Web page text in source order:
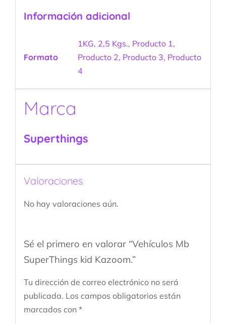
Información adicional
Formato
1KG, 2,5 Kgs., Producto 1,
Producto 2, Producto 3, Producto
4
Marca
Superthings
Valoraciones
No hay valoraciones aún.
Sé el primero en valorar “Vehículos Mb
SuperThings kid Kazoom.”
Tu dirección de correo electrónico no será
publicada. Los campos obligatorios están
marcados con *